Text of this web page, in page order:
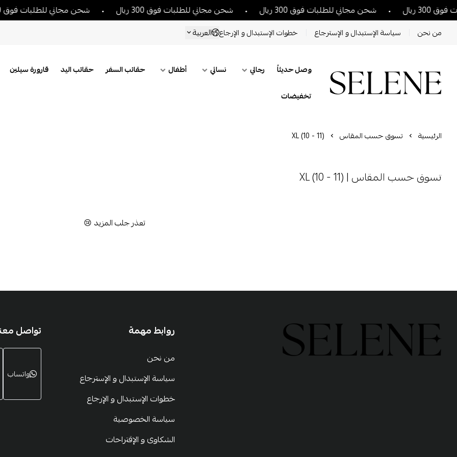
ريال شحن مجاني للطلبات فوق 300 ريال شحن مجاني للطلبات فوق 300 ريال شحن مجاني للطلبات فوق 300 ريال
من نحن سياسة الإستبدال و الإسترجاع خطوات الإستبدال و الإرجاع العربية
وصل حديثاً رجالي نسائي أطفال حقائب السفر حقائب اليد قارورة سيلين
تخفيضات
الرئيسية تسوق حسب المقاس XL (10 - 11)
تسوق حسب المقاس | XL (10 - 11)
تعذر جلب المزيد 😢
روابط مهمة
من نحن
سياسة الإستبدال و الإسترجاع
خطوات الإستبدال و الإرجاع
سياسة الخصوصية
الشكاوى و الإقتراحات
تواصل
واتساب